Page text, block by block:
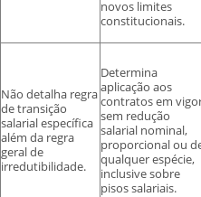
novos limites
constitucionais.
Não detalha regra
de transição
salarial específica
além da regra
geral de
irredutibilidade.
Determina
aplicação aos
contratos em
sem redução
salarial nominal,
proporcional ou
qualquer espécie,
inclusive sobre
pisos salariais.